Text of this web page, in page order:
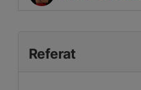
Referat